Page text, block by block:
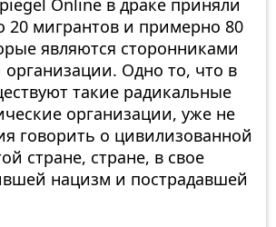
Online в драке приняли
20 мигрантов и примерно 80
являются сторонниками
организации. Одно то, что в
такие радикальные
организации, уже не
говорить о цивилизованной
стране, стране, в свое
нацизм и пострадавшей